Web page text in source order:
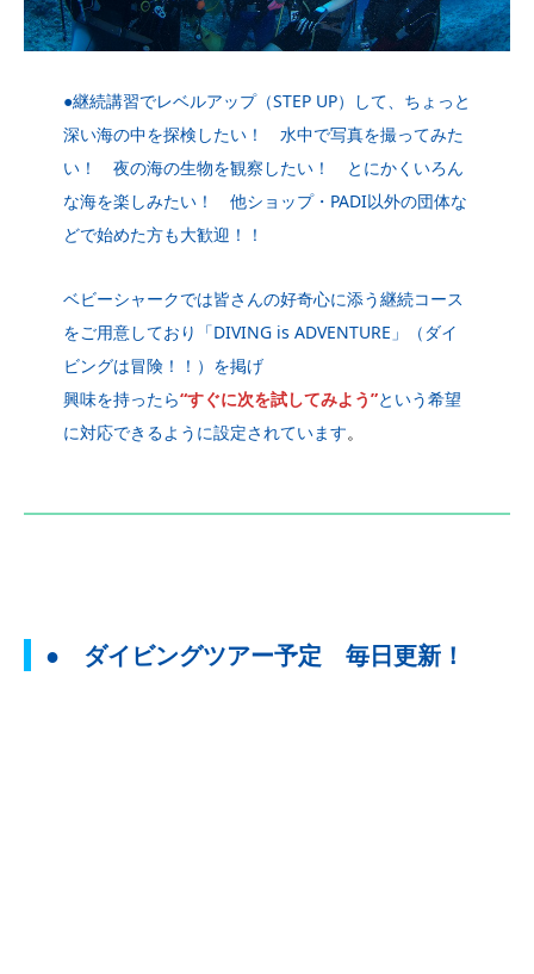
●継続講習でレベルアップ（STEP UP）して、ちょっと
深い海の中を探検したい！ 水中で写真を撮ってみた
い！ 夜の海の生物を観察したい！ とにかくいろん
な海を楽しみたい！ 他ショップ・PADI以外の団体な
どで始めた方も大歓迎！！
ベビーシャークでは皆さんの好奇心に添う継続コース
をご用意しており「DIVING is ADVENTURE」（ダイ
ビングは冒険！！）を掲げ
興味を持ったら“すぐに次を試してみよう”という希望
に対応できるように設定されています。
● ダイビングツアー予定 毎日更新！